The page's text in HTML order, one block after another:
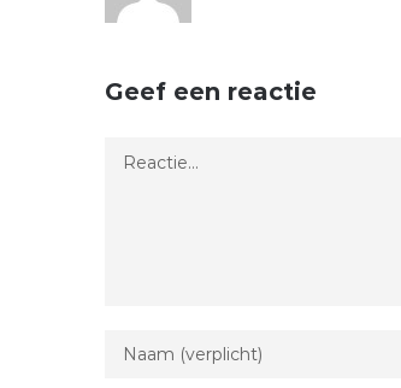
Geef een reactie